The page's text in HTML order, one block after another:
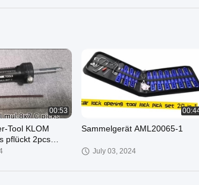
00:53
Tool KLOM
pflückt 2pcs
Sammelgerät AML20065-1
July 03, 2024